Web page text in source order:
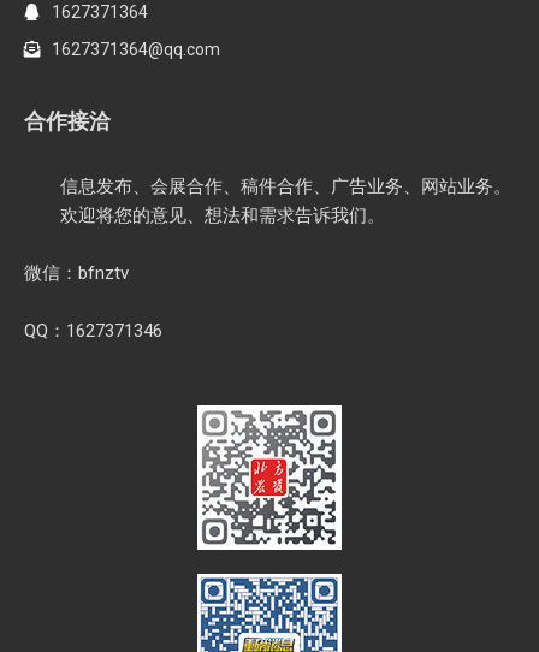
1627371364
1627371364@qq.com
合作接洽
信息发布、会展合作、稿件合作、广告业务、网站业务。
欢迎将您的意见、想法和需求告诉我们。
微信：bfnztv
QQ：1627371346